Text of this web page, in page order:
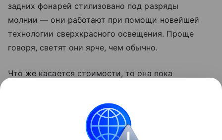
задних фонарей стилизовано под разряды
молнии — они работают при помощи новейшей
технологии сверхкрасного освещения. Проще
говоря, светят они ярче, чем обычно.
Что же касается стоимости, то она пока
C7 выступит в одном ценовом сегменте с
, то есть в «базе» может оказаться чуть
дешевле трех миллионов рублей.